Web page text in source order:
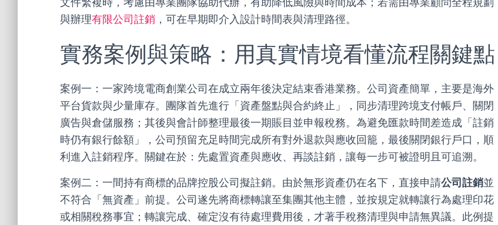
文件繁複時，考慮由專業團隊協助代辦，有助降低風險與時間成本；若需由專業顧問全程規劃
與辦理有限公司註銷 ，可在早期即介入設計時間表與清理路徑。
實務案例與策略：用真實情境看懂流程關鍵點
案例一：一家跨境電商創業公司在成立兩年後決定結束香港業務。公司資產簡單，主要是海外
平台貨款與少量庫存。團隊首先進行「資產盤點與合約終止」，同步清理跨境支付帳戶、關閉
廣告與倉儲服務；其後與會計師整理最後一期賬目並申報稅務。為避免匯款時間差造成「註銷
時仍有銀行餘額」，公司預留充足時間完成所有對外退款與應收回籠，最後關閉銀行戶口，順
利進入註銷程序。關鍵在於：先處置資產與應收、再談註銷，讓每一步可被證明且可追溯。
案例二：一間持有商標的品牌控股公司擬註銷。由於無形資產仍在名下，直接申請公司註銷並
不符合「無資產」前提。公司遂先將商標轉讓至集團其他主體，並按規定就轉讓行為處理印花
或相關稅務事宜；轉讓完成、確定沒有待處理費用後，才著手稅務清理與申請無異議。此例提